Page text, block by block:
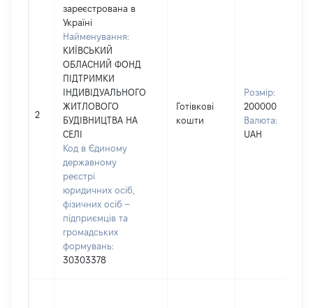
2
зареєстрована в
Україні
Найменування:
КИЇВСЬКИЙ
ОБЛАСНИЙ ФОНД
ПІДТРИМКИ
ІНДИВІДУАЛЬНОГО
ЖИТЛОВОГО
БУДІВНИЦТВА НА
СЕЛІ
Код в Єдиному
державному
реєстрі
юридичних осіб,
фізичних осіб –
підприємців та
громадських
формувань:
30303378
Готівкові
кошти
Розмір:
200000
Валюта:
UAH